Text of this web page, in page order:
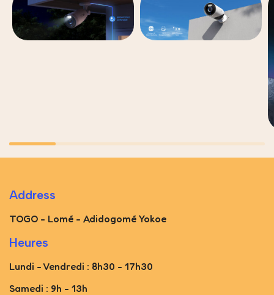
Address
TOGO - Lomé - Adidogomé Yokoe
Heures
Lundi - Vendredi : 8h30 - 17h30
Samedi : 9h - 13h